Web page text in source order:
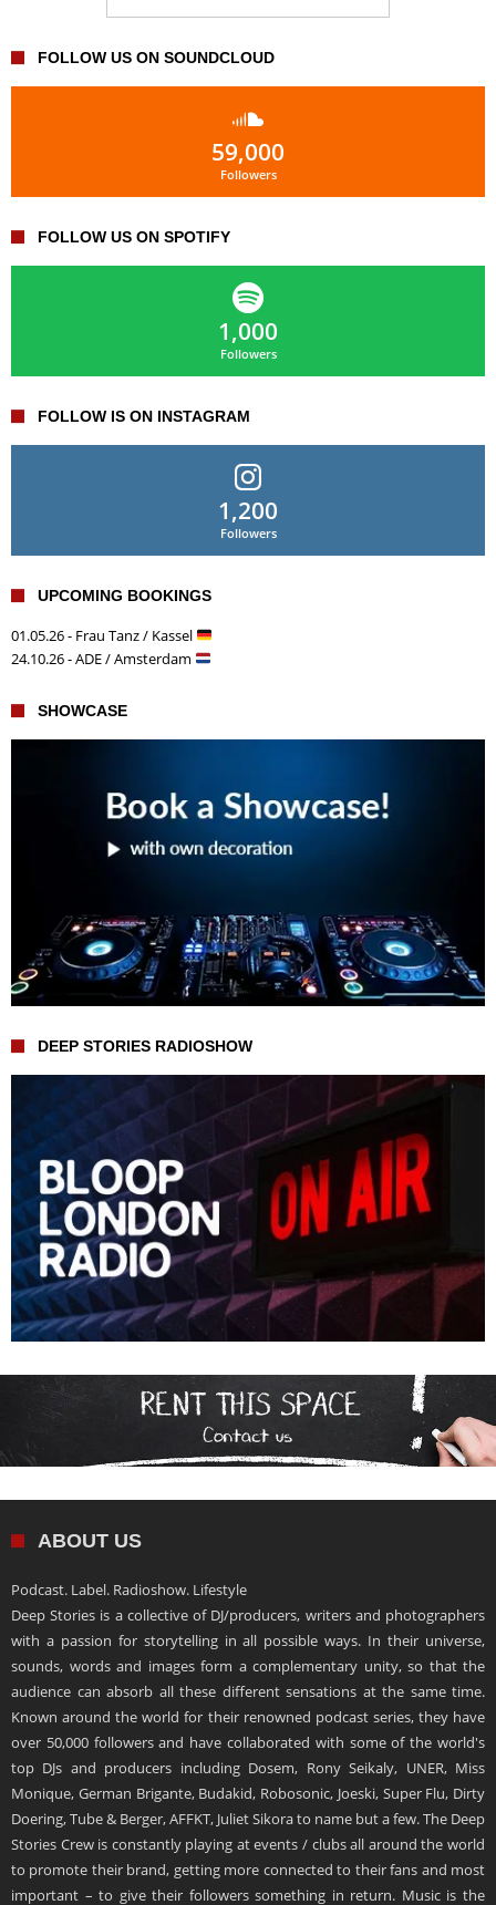
FOLLOW US ON SOUNDCLOUD
59,000
Followers
FOLLOW US ON SPOTIFY
1,000
Followers
FOLLOW IS ON INSTAGRAM
1,200
Followers
UPCOMING BOOKINGS
01.05.26 - Frau Tanz / Kassel
24.10.26 - ADE / Amsterdam
SHOWCASE
DEEP STORIES RADIOSHOW
ABOUT US
Podcast. Label. Radioshow. Lifestyle
Deep Stories is a collective of DJ/producers, writers and photographers
with a passion for storytelling in all possible ways. In their universe,
sounds, words and images form a complementary unity, so that the
audience can absorb all these different sensations at the same time.
Known around the world for their renowned podcast series, they have
over 50,000 followers and have collaborated with some of the world's
top DJs and producers including Dosem, Rony Seikaly, UNER, Miss
Monique, German Brigante, Budakid, Robosonic, Joeski, Super Flu, Dirty
Doering, Tube & Berger, AFFKT, Juliet Sikora to name but a few. The Deep
Stories Crew is constantly playing at events / clubs all around the world
to promote their brand, getting more connected to their fans and most
important – to give their followers something in return. Music is the